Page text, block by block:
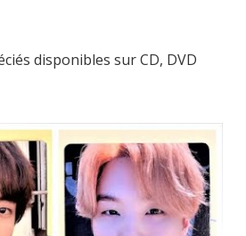
disponibles sur CD, DVD